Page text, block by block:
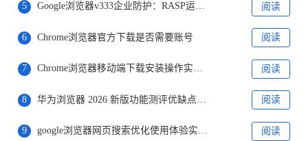
5 Google浏览器v333企业防护：RASP运行时攻击自阻断 阅读
6 Chrome浏览器官方下载是否需要账号 阅读
7 Chrome浏览器移动端下载安装操作实操经验分享 阅读
8 阅读
9 google浏览器网页搜索优化使用体验实测分析 阅读